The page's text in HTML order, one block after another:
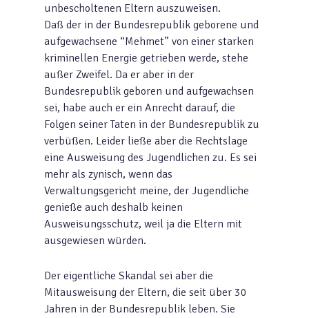
unbescholtenen Eltern auszuweisen.
Daß der in der Bundesrepublik geborene und
aufgewachsene “Mehmet” von einer starken
kriminellen Energie getrieben werde, stehe
außer Zweifel. Da er aber in der
Bundesrepublik geboren und aufgewachsen
sei, habe auch er ein Anrecht darauf, die
Folgen seiner Taten in der Bundesrepublik zu
verbüßen. Leider ließe aber die Rechtslage
eine Ausweisung des Jugendlichen zu. Es sei
mehr als zynisch, wenn das
Verwaltungsgericht meine, der Jugendliche
genieße auch deshalb keinen
Ausweisungsschutz, weil ja die Eltern mit
ausgewiesen würden.
Der eigentliche Skandal sei aber die
Mitausweisung der Eltern, die seit über 30
Jahren in der Bundesrepublik leben. Sie